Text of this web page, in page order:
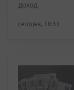
доход
сегодня, 18:33